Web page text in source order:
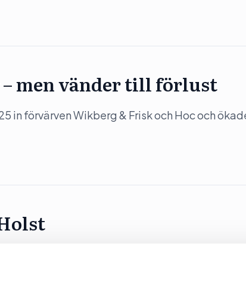
– men vänder till förlust
in förvärven Wikberg & Frisk och Hoc och
en avsevärd ökning av omsättningen men
2025.